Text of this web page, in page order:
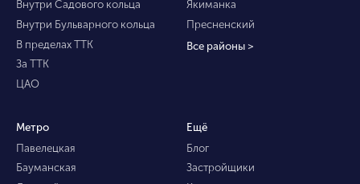
Внутри Садового кольца
Внутри Бульварного кольца
В пределах ТТК
За ТТК
ЦАО
Якиманка
Пресненский
Все районы >
Метро
Павелецкая
Бауманская
Ещё
Блог
Застройщики